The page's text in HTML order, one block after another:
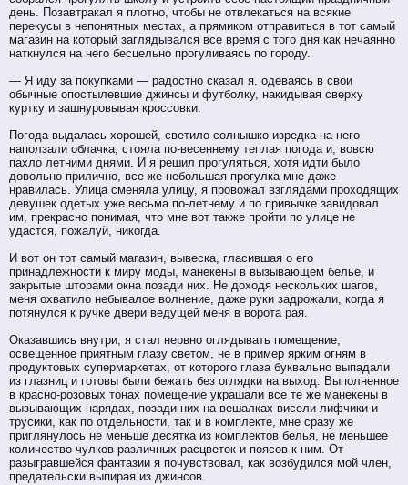
день. Позавтракал я плотно, чтобы не отвлекаться на всякие
перекусы в непонятных местах, а прямиком отправиться в тот самый
магазин на который заглядывался все время с того дня как нечаянно
наткнулся на него бесцельно прогуливаясь по городу.
— Я иду за покупками — радостно сказал я, одеваясь в свои
обычные опостылевшие джинсы и футболку, накидывая сверху
куртку и зашнуровывая кроссовки.
Погода выдалась хорошей, светило солнышко изредка на него
наползали облачка, стояла по-весеннему теплая погода и, вовсю
пахло летними днями. И я решил прогуляться, хотя идти было
довольно прилично, все же небольшая прогулка мне даже
нравилась. Улица сменяла улицу, я провожал взглядами проходящих
девушек одетых уже весьма по-летнему и по привычке завидовал
им, прекрасно понимая, что мне вот также пройти по улице не
удастся, пожалуй, никогда.
И вот он тот самый магазин, вывеска, гласившая о его
принадлежности к миру моды, манекены в вызывающем белье, и
закрытые шторами окна позади них. Не доходя нескольких шагов,
меня охватило небывалое волнение, даже руки задрожали, когда я
потянулся к ручке двери ведущей меня в ворота рая.
Оказавшись внутри, я стал нервно оглядывать помещение,
освещенное приятным глазу светом, не в пример ярким огням в
продуктовых супермаркетах, от которого глаза буквально выпадали
из глазниц и готовы были бежать без оглядки на выход. Выполненное
в красно-розовых тонах помещение украшали все те же манекены в
вызывающих нарядах, позади них на вешалках висели лифчики и
трусики, как по отдельности, так и в комплекте, мне сразу же
приглянулось не меньше десятка из комплектов белья, не меньшее
количество чулков различных расцветок и поясов к ним. От
разыгравшейся фантазии я почувствовал, как возбудился мой член,
предательски выпирая из джинсов.